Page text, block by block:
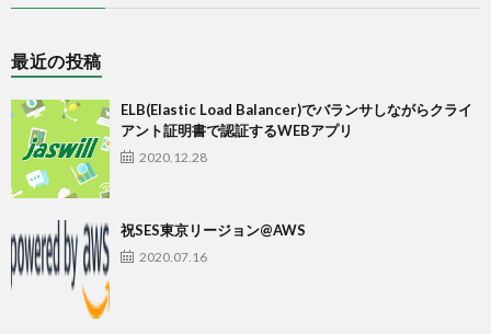
最近の投稿
ELB(Elastic Load Balancer)でバランサしながらクライ
アント証明書で認証するWEBアプリ
2020.12.28
祝SES東京リージョン@AWS
2020.07.16